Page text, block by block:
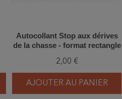
Autocollant Stop aux dérives
de la chasse - format rectangle
2,00 €
AJOUTER AU PANIER